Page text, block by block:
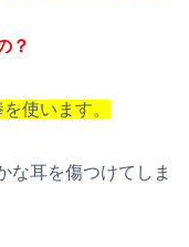
？
使います。
な耳を傷つけてしま